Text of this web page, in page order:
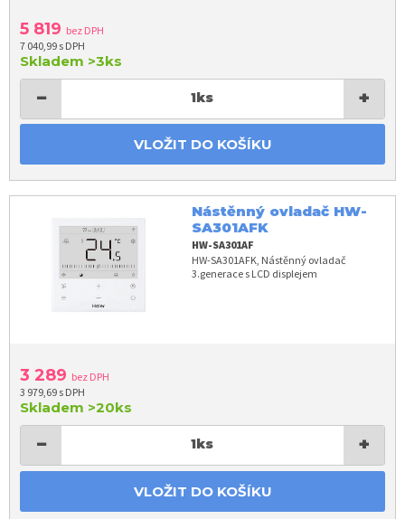
5 819 bez DPH
7 040,99 s DPH
Skladem >3ks
− 1ks +
VLOŽIT DO KOŠÍKU
Nástěnný ovladač HW-
SA301AFK
HW-SA301AF
HW-SA301AFK, Nástěnný ovladač
3.generace s LCD displejem
3 289 bez DPH
3 979,69 s DPH
Skladem >20ks
− 1ks +
VLOŽIT DO KOŠÍKU